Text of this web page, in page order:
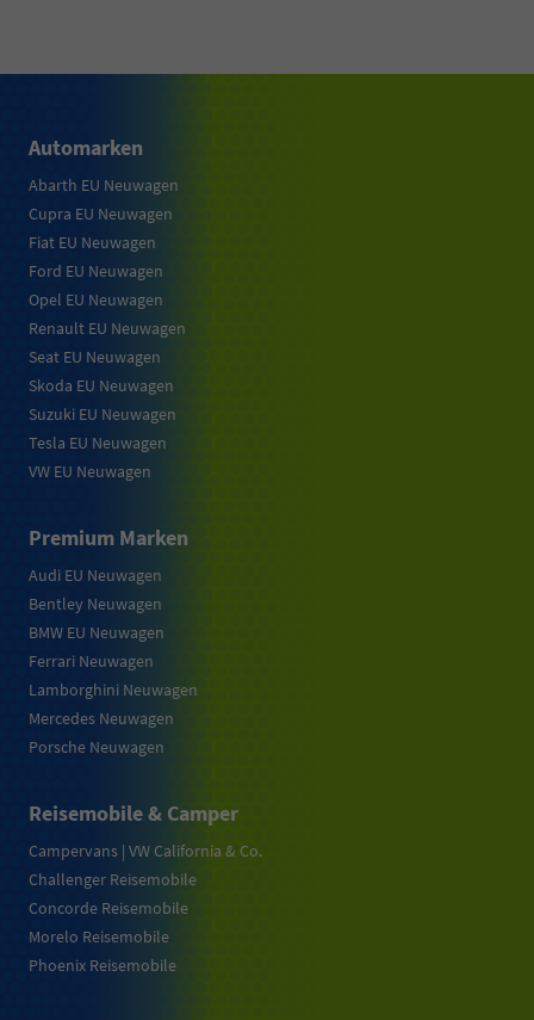
Automarken
Abarth EU Neuwagen
Cupra EU Neuwagen
Fiat EU Neuwagen
Ford EU Neuwagen
Opel EU Neuwagen
Renault EU Neuwagen
Seat EU Neuwagen
Skoda EU Neuwagen
Suzuki EU Neuwagen
Tesla EU Neuwagen
VW EU Neuwagen
Premium Marken
Audi EU Neuwagen
Bentley Neuwagen
BMW EU Neuwagen
Ferrari Neuwagen
Lamborghini Neuwagen
Mercedes Neuwagen
Porsche Neuwagen
Reisemobile & Camper
Campervans | VW California & Co.
Challenger Reisemobile
Concorde Reisemobile
Morelo Reisemobile
Phoenix Reisemobile